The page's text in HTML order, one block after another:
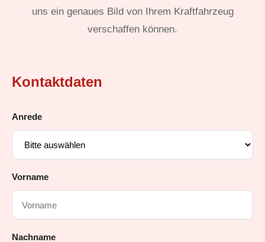
uns ein genaues Bild von Ihrem Kraftfahrzeug
verschaffen können.
Kontaktdaten
Anrede
Vorname
Nachname